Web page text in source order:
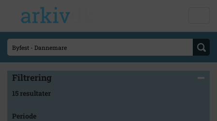
Filtrering
15 resultater
Periode